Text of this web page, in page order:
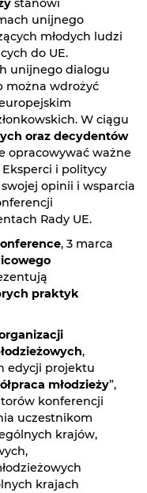
stanowi
unijnego
młodych ludzi
do UE.
unijnego dialogu
można wdrożyć
W ciągu
oraz decydentów
opracowywać ważne
i politycy
opinii i wsparcia
Rady UE.
, 3 marca
praktyk
,
edycji projektu
młodzieży”,
konferencji
uczestnikom
krajów,
krajach